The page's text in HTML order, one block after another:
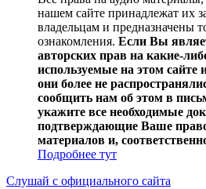
нашем сайте принадлежат их
владельцам и предназначены
ознакомления. Если Вы
авторских прав на какие-
используемые на этом сайте
они более не
сообщить нам об этом в
укажите все необходимые
подтверждающие Ваше
материалов и,
Подробнее тут
Слушай с официального сайта